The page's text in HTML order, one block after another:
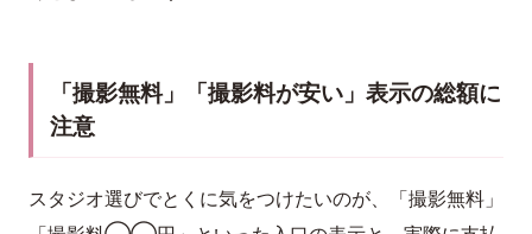
「撮影無料」「撮影料が安い」表示の総額に
注意
スタジオ選びでとくに気をつけたいのが、「撮影無料」